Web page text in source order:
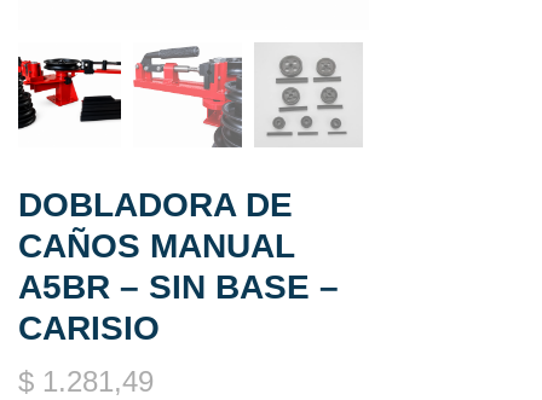
DOBLADORA DE
CAÑOS MANUAL
A5BR – SIN BASE –
CARISIO
$ 1.281,49